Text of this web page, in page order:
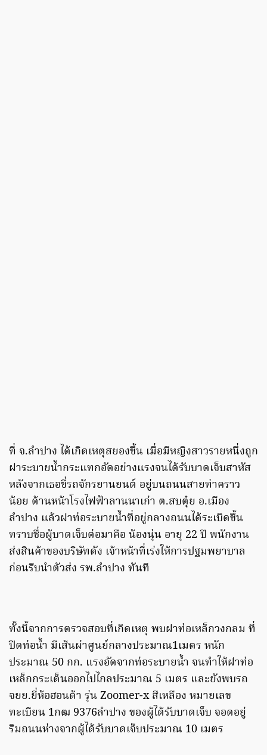
ที่ จ.ลำปาง ได้เกิดเหตุสยองขึ้น เมื่อมีหญิงสาวรายหนึ่งถูก
ฝาระบายน้ำกระแทกอัดอย่างแรงจนได้รับบาดเจ็บสาหัส
หลังจากเธอขี่รถจักรยานยนต์ อยู่บนถนนสายท่าคราว
น้อย ด้านหน้าโรงไฟฟ้าลานนาเก่า ต.สบตุ๋ย อ.เมือง
ลำปาง แล้วฝาท่อระบายน้ำที่อยู่กลางถนนได้ระเบิดขึ้น
ทราบชื่อผู้บาดเจ็บต่อมาคือ น้องนุ่น อายุ 22 ปี พนักงาน
ส่งสินค้าของบริษัทดัง เจ้าหน้าที่เร่งให้การปฐมพยาบาล
ก่อนรีบนำตัวส่ง รพ.ลำปาง ทันที
ทั้งนี้จากการตรวจสอบที่เกิดเหตุ พบฝาท่อเหล็กวงกลม ที่
ปิดท่อน้ำ มีเส้นผ่าศูนย์กลางประมาณ1เมตร หนัก
ประมาณ 50 กก. แรงอัดจากท่อระบายน้ำ จนทำให้ฝาท่อ
เหล็กกระเด็นออกไปไกลประมาณ 5 เมตร และยังพบรถ
จยย.ยี่ห้อฮอนด้า รุ่น Zoomer-x สีเหลือง หมายเลข
ทะเบียน 1กฒ 9376ลำปาง ของผู้ได้รับบาดเจ็บ จอดอยู่
ริมถนนห่างจากผู้ได้รับบาดเจ็บประมาณ 10 เมตร